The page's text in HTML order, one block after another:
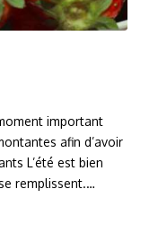
important
afin d’avoir
L’été est bien
remplissent.…